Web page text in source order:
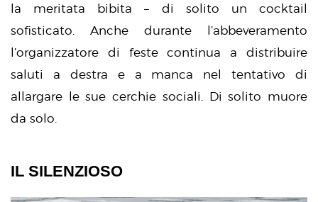
la meritata bibita – di solito un cocktail
sofisticato. Anche durante l’abbeveramento
l’organizzatore di feste continua a distribuire
saluti a destra e a manca nel tentativo di
allargare le sue cerchie sociali. Di solito muore
da solo.
IL SILENZIOSO